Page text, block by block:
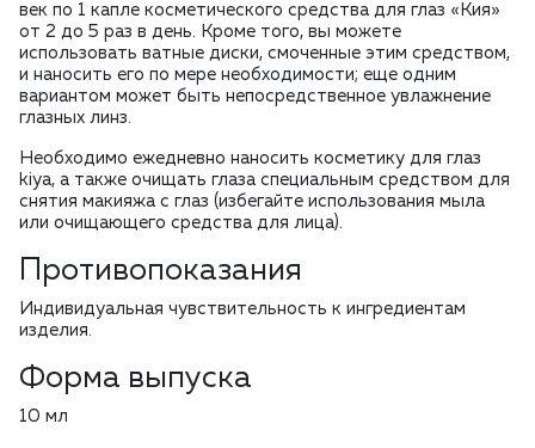
век по 1 капле косметического средства для глаз «Кия»
от 2 до 5 раз в день. Кроме того, вы можете
использовать ватные диски, смоченные этим средством,
и наносить его по мере необходимости; еще одним
вариантом может быть непосредственное увлажнение
глазных линз.
Необходимо ежедневно наносить косметику для глаз
kiya, а также очищать глаза специальным средством для
снятия макияжа с глаз (избегайте использования мыла
или очищающего средства для лица).
Противопоказания
Индивидуальная чувствительность к ингредиентам
изделия.
Форма выпуска
10 мл